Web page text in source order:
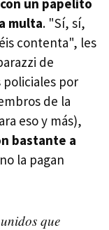
un papelito
multa. "Sí, sí,
contenta", les
de
policiales por
de la
eso y más),
bastante a
la pagan
que